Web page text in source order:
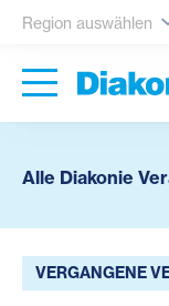
Region auswählen
Alle Diakonie
VERGANGENE